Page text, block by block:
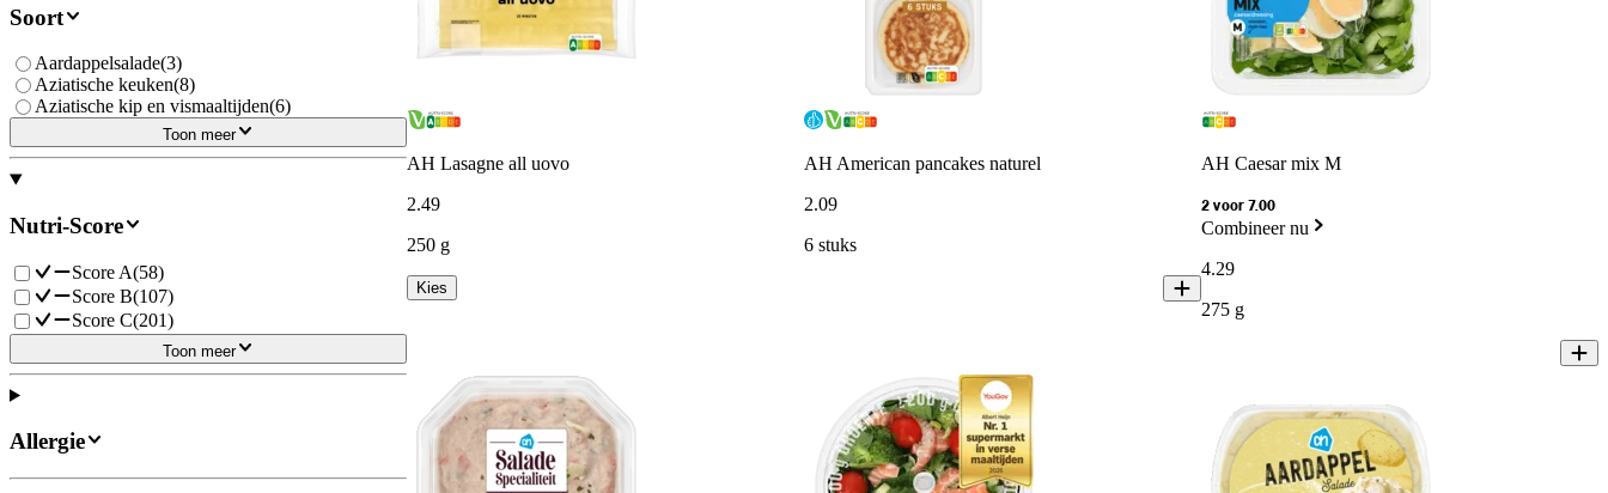
Soort
Aardappelsalade(3)
Aziatische keuken(8)
Aziatische kip en vismaaltijden(6)
Toon meer
Nutri-Score
Score A(58)
Score B(107)
Score C(201)
Toon meer
Allergie
AH Lasagne all uovo
2.49
250 g
Kies
AH American pancakes naturel
2.09
6 stuks
AH Caesar mix M
2 voor 7.00
Combineer nu
4.29
275 g